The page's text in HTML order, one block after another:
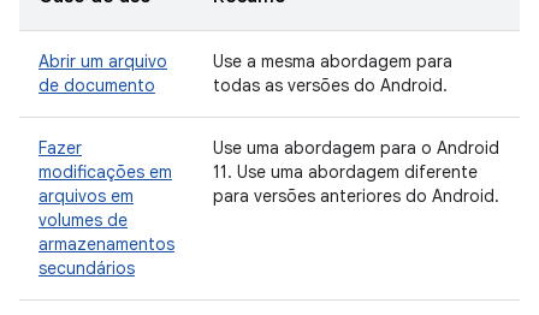
Abrir um arquivo
de documento
Use a mesma abordagem para
todas as versões do Android.
Fazer
modificações em
arquivos em
volumes de
armazenamentos
secundários
Use uma abordagem para o Android
11. Use uma abordagem diferente
para versões anteriores do Android.